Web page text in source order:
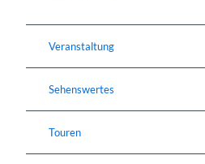
Veranstaltung
Sehenswertes
Touren